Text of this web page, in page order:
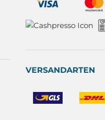
VERSANDARTEN